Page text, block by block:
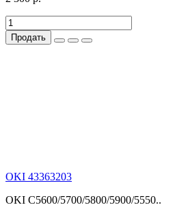
Продать
OKI 43363203
OKI C5600/5700/5800/5900/5550..